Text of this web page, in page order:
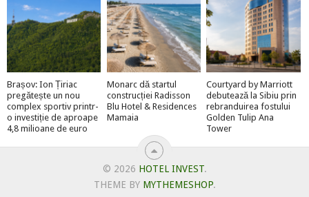
Brașov: Ion Țiriac
pregătește un nou
complex sportiv printr-
o investiție de aproape
4,8 milioane de euro
Monarc dă startul
construcției Radisson
Blu Hotel & Residences
Mamaia
Courtyard by Marriott
debutează la Sibiu prin
rebranduirea fostului
Golden Tulip Ana
Tower
© 2026 HOTEL INVEST.
THEME BY MYTHEMESHOP.